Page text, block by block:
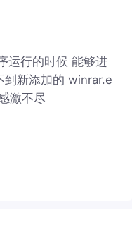
运行的时候 能够进
到新添加的 winrar.e
激不尽